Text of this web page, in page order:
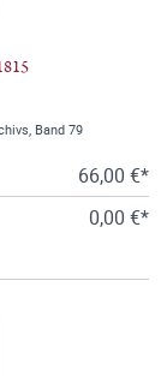
Band 79
66,00 €*
0,00 €*